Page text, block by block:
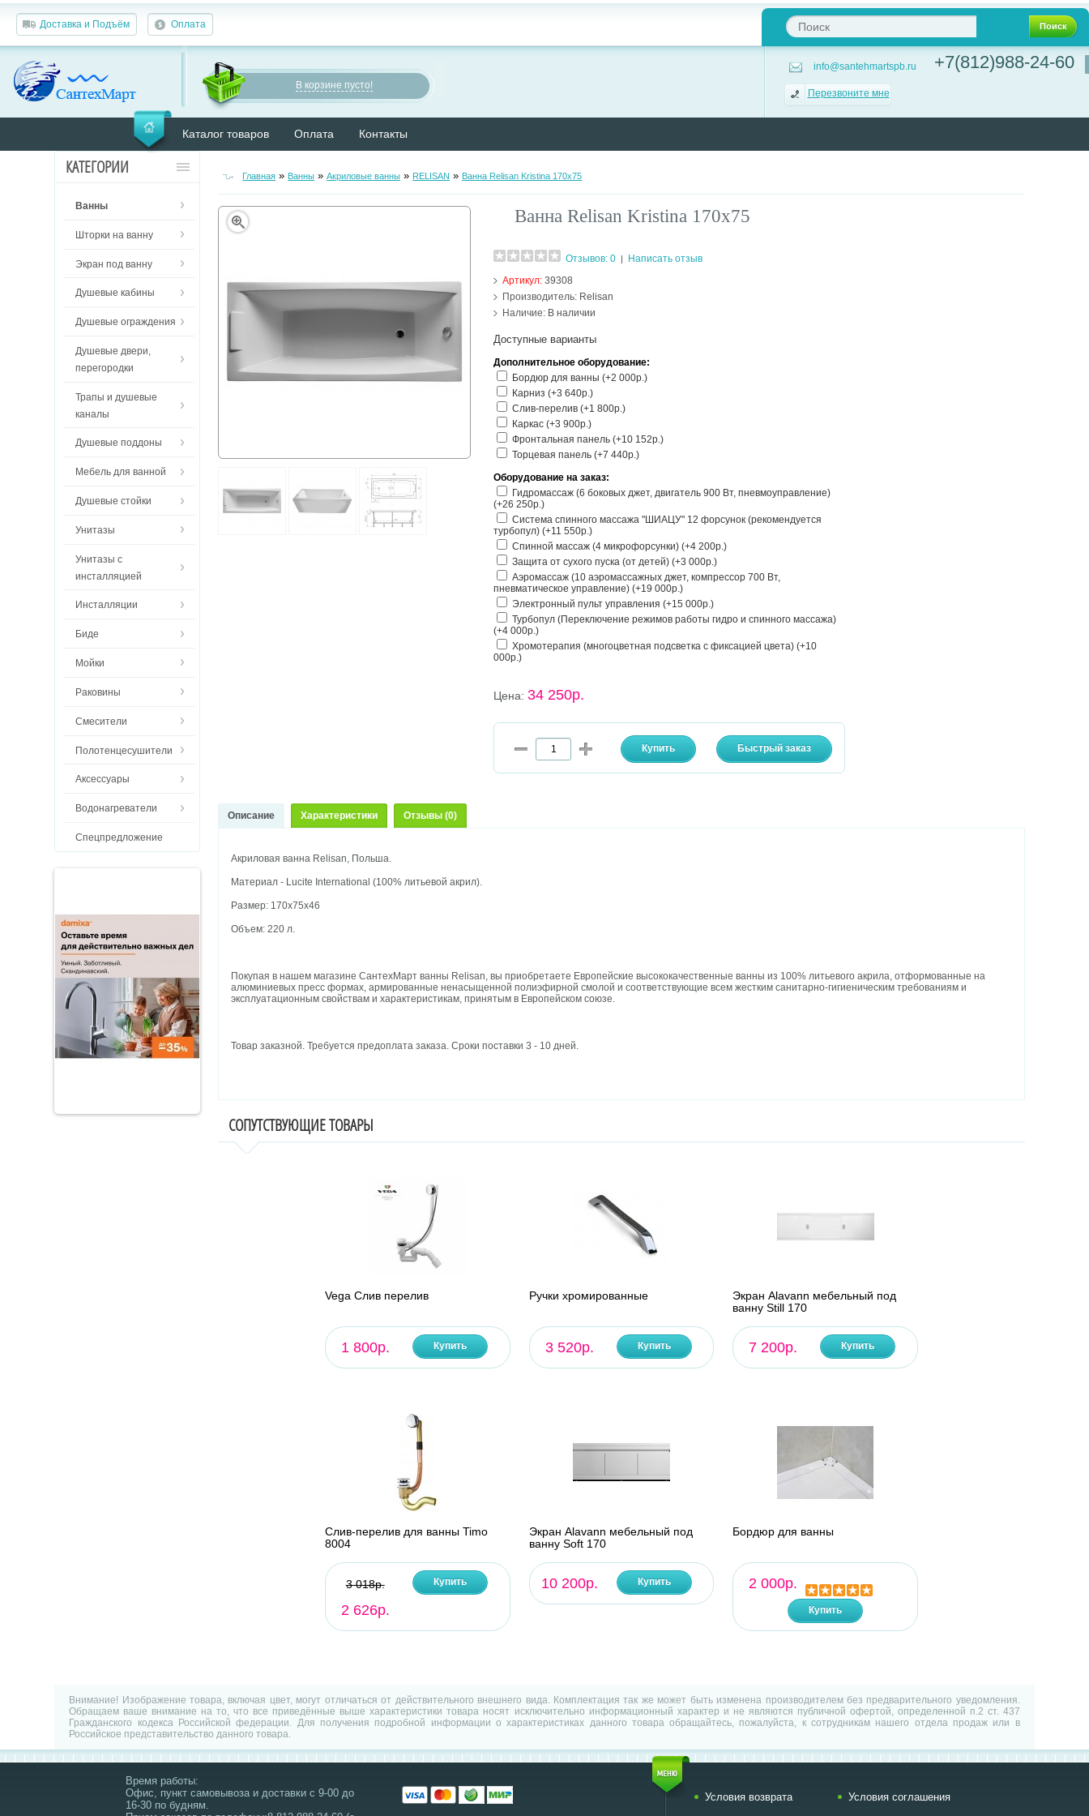
Доставка и Подъём Оплата Поиск
В корзине пусто!
info@santehmartspb.ru
Перезвоните мне
+7(812)988-24-60
Каталог товаров Оплата Контакты
КАТЕГОРИИ
Ванны
Шторки на ванну
Экран под ванну
Душевые кабины
Душевые ограждения
Душевые двери,
перегородки
Трапы и душевые
каналы
Душевые поддоны
Мебель для ванной
Душевые стойки
Унитазы
Унитазы с
инсталляцией
Инсталляции
Биде
Мойки
Раковины
Смесители
Полотенцесушители
Аксессуары
Водонагреватели
Спецпредложение
Главная » Ванны »Акриловые ванны » RELISAN » Ванна Relisan Kristina 170х75
Ванна Relisan Kristina 170х75
Отзывов: 0 |
Написать отзыв
Артикул:39308
Производитель: Relisan
Наличие: В наличии
Доступные варианты
Дополнительное оборудование:
Бордюр для ванны (+2 000р.)
Карниз (+3 640р.)
Слив-перелив (+1 800р.)
Каркас (+3 900р.)
Фронтальная панель (+10 152р.)
Торцевая панель (+7 440р.)
Оборудование на заказ:
Гидромассаж (6 боковых джет, двигатель 900 Вт, пневмоуправление)
(+26 250р.)
Система спинного массажа "ШИАЦУ" 12 форсунок (рекомендуется
турбопул) (+11 550р.)
Спинной массаж (4 микрофорсунки) (+4 200р.)
Защита от сухого пуска (от детей) (+3 000р.)
Аэромассаж (10 аэромассажных джет, компрессор 700 Вт,
пневматическое управление) (+19 000р.)
Электронный пульт управления (+15 000р.)
Турбопул (Переключение режимов работы гидро и спинного массажа)
(+4 000р.)
Хромотерапия (многоцветная подсветка с фиксацией цвета) (+10
000р.)
Цена:34 250р.
Описание Характеристики Отзывы (0)
Акриловая ванна Relisan, Польша.
Материал - Lucite International (100% литьевой акрил).
Размер: 170х75х46
Объем: 220 л.
Покупая в нашем магазине СантехМарт ванны Relisan, вы приобретаете Европейские высококачественные ванны из 100% литьевого акрила, отформованные на
алюминиевых пресс формах, армированные ненасыщенной полиэфирной смолой и соответствующие всем жестким санитарно-гигиеническим требованиям и
эксплуатационным свойствам и характеристикам, принятым в Европейском союзе.
Товар заказной. Требуется предоплата заказа. Сроки поставки 3 - 10 дней.
СОПУТСТВУЮЩИЕ ТОВАРЫ
Vega Слив перелив
1 800р. Купить
Ручки хромированные
3 520р. Купить
Экран Alavann мебельный под
ванну Still 170
7 200р. Купить
Слив-перелив для ванны Timo
8004
3 018р.
2 626р.
Купить
Экран Alavann мебельный под
ванну Soft 170
10 200р. Купить
Бордюр для ванны
2 000р.
Купить
Внимание! Изображение товара, включая цвет, могут отличаться от действительного внешнего вида. Комплектация так же может быть изменена производителем без предварительного уведомления.
Обращаем ваше внимание на то, что все приведённые выше характеристики товара носят исключительно информационный характер и не являются публичной офертой, определенной п.2 ст. 437
Гражданского кодекса Российской федерации. Для получения подробной информации о характеристиках данного товара обращайтесь, пожалуйста, к сотрудникам нашего отдела продаж или в
Российское представительство данного товара.
Время работы:
Офис, пункт самовывоза и доставки с 9-00 до
16-30 по будням.
Условия возврата Условия соглашения